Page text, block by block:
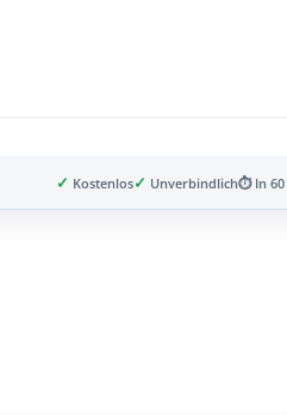
✓ Kostenlos✓ Unverbindlich⏱ In 60